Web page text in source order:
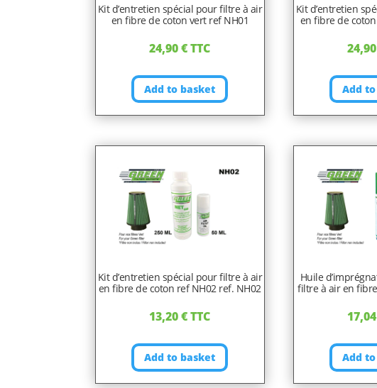
Kit d’entretien spécial pour filtre à air
en fibre de coton vert ref NH01
24,90€ TTC
Add to basket
Kit d’entretien
en fibre de
Add
Kit d’entretien spécial pour filtre à air
en fibre de coton ref NH02 ref. NH02
13,20€ TTC
Add to basket
Huile
filtre à air en
Add